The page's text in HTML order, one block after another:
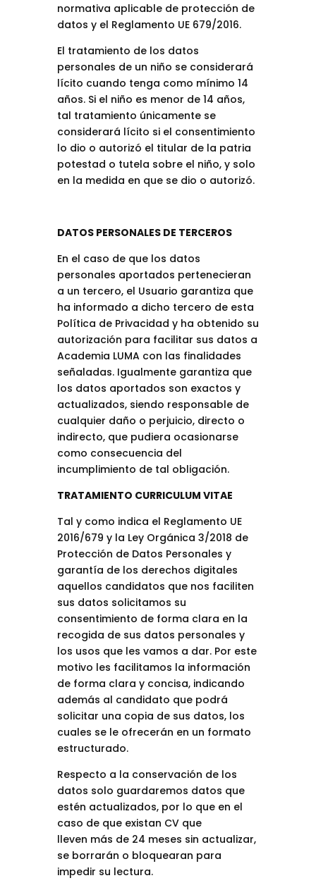
normativa aplicable de protección de
datos y el Reglamento UE 679/2016.
El tratamiento de los datos
personales de un niño se considerará
lícito cuando tenga como mínimo 14
años. Si el niño es menor de 14 años,
tal tratamiento únicamente se
considerará lícito si el consentimiento
lo dio o autorizó el titular de la patria
potestad o tutela sobre el niño, y solo
en la medida en que se dio o autorizó.
DATOS PERSONALES DE TERCEROS
En el caso de que los datos
personales aportados pertenecieran
a un tercero, el Usuario garantiza que
ha informado a dicho tercero de esta
Política de Privacidad y ha obtenido su
autorización para facilitar sus datos a
Academia LUMA con las finalidades
señaladas. Igualmente garantiza que
los datos aportados son exactos y
actualizados, siendo responsable de
cualquier daño o perjuicio, directo o
indirecto, que pudiera ocasionarse
como consecuencia del
incumplimiento de tal obligación.
TRATAMIENTO CURRICULUM VITAE
Tal y como indica el Reglamento UE
2016/679 y la Ley Orgánica 3/2018 de
Protección de Datos Personales y
garantía de los derechos digitales
aquellos candidatos que nos faciliten
sus datos solicitamos su
consentimiento de forma clara en la
recogida de sus datos personales y
los usos que les vamos a dar. Por este
motivo les facilitamos la información
de forma clara y concisa, indicando
además al candidato que podrá
solicitar una copia de sus datos, los
cuales se le ofrecerán en un formato
estructurado.
Respecto a la conservación de los
datos solo guardaremos datos que
estén actualizados, por lo que en el
caso de que existan CV que
lleven más de 24 meses sin actualizar,
se borrarán o bloquearan para
impedir su lectura.